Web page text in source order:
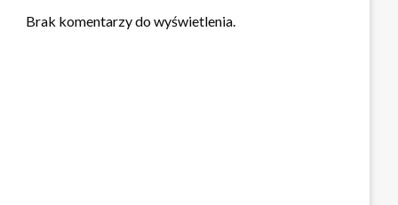
Brak komentarzy do wyświetlenia.